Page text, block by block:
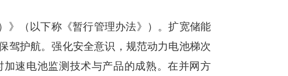
（以下称《暂行管理办法》）。扩宽储能
驾护航。强化安全意识，规范动力电池梯次
速电池监测技术与产品的成熟。在并网方